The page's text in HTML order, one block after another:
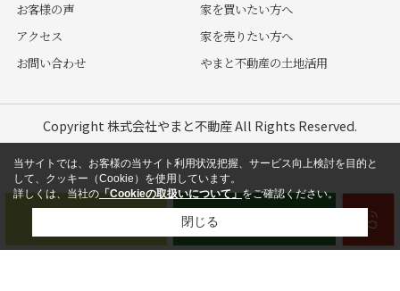
お客様の声
アクセス
お問い合わせ
家を買いたい方へ
家を売りたい方へ
やまと不動産の土地活用
Copyright 株式会社やまと不動産 All Rights Reserved.
当サイトでは、お客様の当サイト利用状況把握、サービス向上検討を目的と
して、クッキー（Cookie）を使用しています。
詳しくは、当社の「Cookieの取扱いについて」をご確認ください。
閉じる